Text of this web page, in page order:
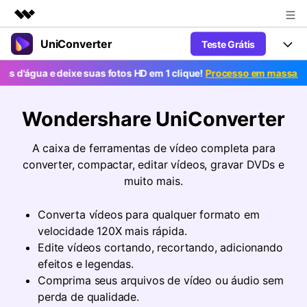
Produtos em destaque
Criatividade digital com IA generativa
Negócios
Soluções
Sobre nós
Sala de imprensa
Suporte
UniConverter Teste Grátis
Productos
UniConverter-Conversor de Vídeo
UniConverter para Mac
AniSmall para Desktop
AniSmall para iOS
Características
Converter de voz em texto
Converta com precisão fala em
texto para áudio e vídeo.
Conversor de Vídeo
Aproveite recursos de conversão
poderosos e inteligentes.
Popular
IA Lab
Ferramentas Online
Fãs de Esportes
Onde há esporte, há UniConverter
Ofertas Educacionais
Popular
Ajuda
Guia
Como usar o Wondershare UniConverter? Aprenda o guia
passo a passo abaixo.
Atualize para a V17
COMPRE AGORA
e deixe suas fotos HD em 1 clique!Processo em massa grátis.
Wondershare UniConverter
A caixa de ferramentas de vídeo completa para
converter, compactar, editar vídeos, gravar DVDs e
muito mais.
Converta vídeos para qualquer formato em
velocidade 120X mais rápida.
Edite vídeos cortando, recortando, adicionando
efeitos e legendas.
Comprima seus arquivos de vídeo ou áudio sem
perda de qualidade.